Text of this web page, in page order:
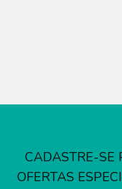
CADASTRE-SE
OFERTAS